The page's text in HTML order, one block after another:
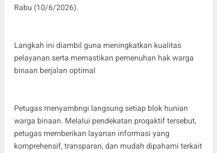
Rabu (10/6/2026).
Langkah ini diambil guna meningkatkan kualitas
pelayanan serta memastikan pemenuhan hak warga
binaan berjalan optimal
Petugas menyambngi langsung setiap blok hunian
warga binaan. Melalui pendekatan proqaktif tersebut,
petugas memberikan layanan informasi yang
komprehensif, transparan, dan mudah dipahami terkait